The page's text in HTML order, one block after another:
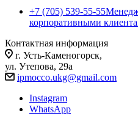
+7 (705) 539-55-55
корпоративными
Контактная информация
г. Усть-Каменогорск,
ул. Утепова, 29а
ipmocco.ukg@gmail.com
Instagram
WhatsApp